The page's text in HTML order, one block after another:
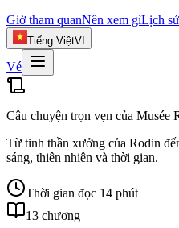
Giờ tham quanNên xem gìLịch sử
Tiếng ViệtVI
Vé
Câu chuyện trọn vẹn của Musée
Từ tinh thần xưởng của Rodin
sáng, thiên nhiên và thời gian.
Thời gian đọc 14 phút
13 chương